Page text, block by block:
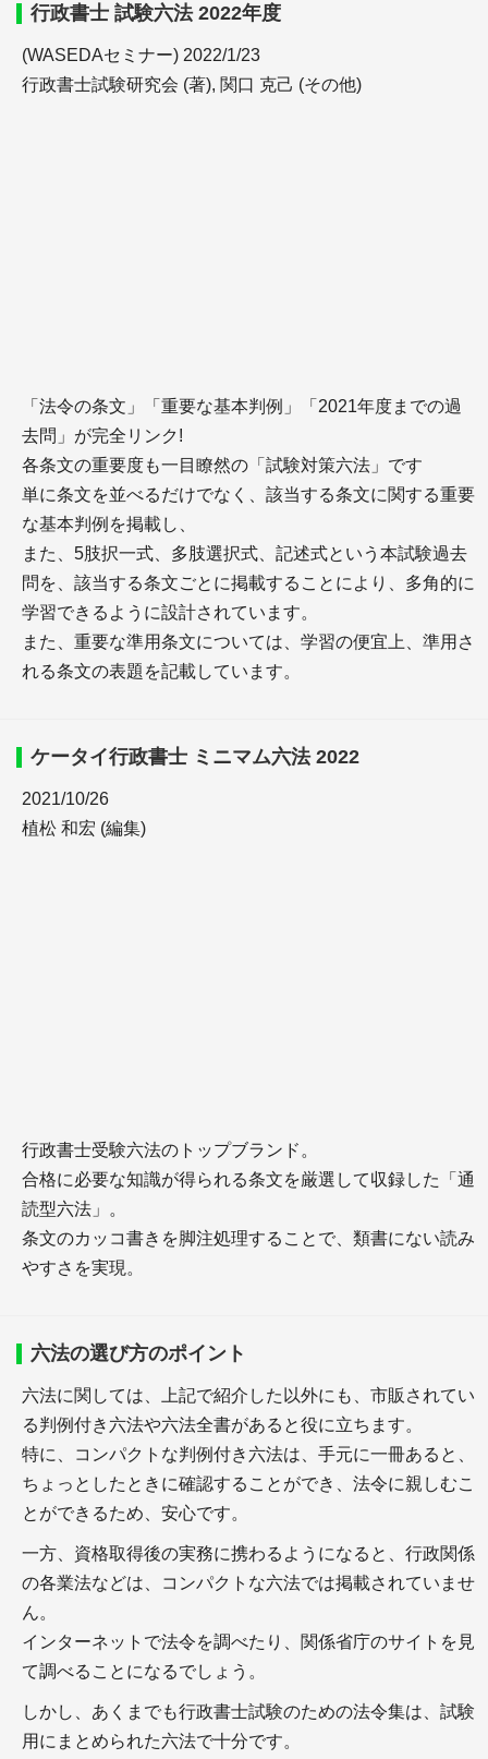
行政書士 試験六法 2022年度
(WASEDAセミナー) 2022/1/23
行政書士試験研究会 (著), 関口 克己 (その他)
「法令の条文」「重要な基本判例」「2021年度までの過
去問」が完全リンク!
各条文の重要度も一目瞭然の「試験対策六法」です
単に条文を並べるだけでなく、該当する条文に関する重要
な基本判例を掲載し、
また、5肢択一式、多肢選択式、記述式という本試験過去
問を、該当する条文ごとに掲載することにより、多角的に
学習できるように設計されています。
また、重要な準用条文については、学習の便宜上、準用さ
れる条文の表題を記載しています。
ケータイ行政書士 ミニマム六法 2022
2021/10/26
植松 和宏 (編集)
行政書士受験六法のトップブランド。
合格に必要な知識が得られる条文を厳選して収録した「通
読型六法」。
条文のカッコ書きを脚注処理することで、類書にない読み
やすさを実現。
六法の選び方のポイント
六法に関しては、上記で紹介した以外にも、市販されてい
る判例付き六法や六法全書があると役に立ちます。
特に、コンパクトな判例付き六法は、手元に一冊あると、
ちょっとしたときに確認することができ、法令に親しむこ
とができるため、安心です。
一方、資格取得後の実務に携わるようになると、行政関係
の各業法などは、コンパクトな六法では掲載されていませ
ん。
インターネットで法令を調べたり、関係省庁のサイトを見
て調べることになるでしょう。
しかし、あくまでも行政書士試験のための法令集は、試験
用にまとめられた六法で十分です。